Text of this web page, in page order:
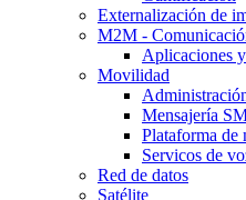
Externalización de
M2M -
Aplicaciones
Movilidad
Mensajería
Plataforma de
Servicos de
Red de datos
Satélite